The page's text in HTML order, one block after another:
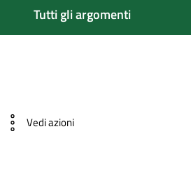
Tutti gli argomenti
Vedi azioni